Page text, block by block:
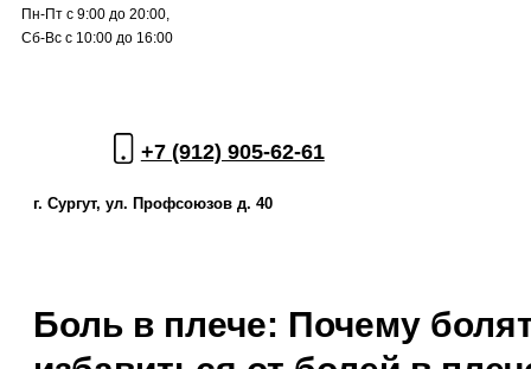
Пн-Пт с 9:00 до 20:00,
Сб-Вс с 10:00 до 16:00
+7 (912) 905-62-61
г. Сургут, ул. Профсоюзов д. 40
Боль в плече: Почему